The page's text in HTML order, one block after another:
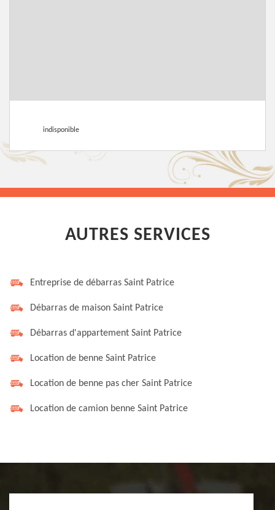
indisponible
AUTRES SERVICES
Entreprise de débarras Saint Patrice
Débarras de maison Saint Patrice
Débarras d'appartement Saint Patrice
Location de benne Saint Patrice
Location de benne pas cher Saint Patrice
Location de camion benne Saint Patrice